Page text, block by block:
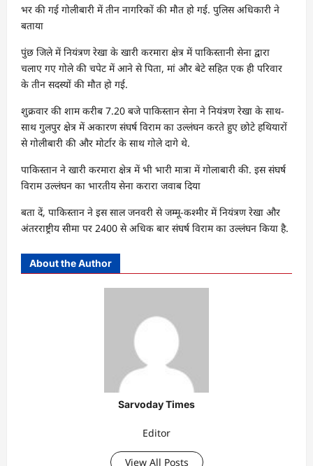
भर की गई गोलीबारी में तीन नागरिकों की मौत हो गई. पुलिस अधिकारी ने
बताया
पुंछ जिले में नियंत्रण रेखा के खारी करमारा क्षेत्र में पाकिस्तानी सेना द्वारा
चलाए गए गोले की चपेट में आने से पिता, मां और बेटे सहित एक ही परिवार
के तीन सदस्यों की मौत हो गई.
शुक्रवार की शाम करीब 7.20 बजे पाकिस्तान सेना ने नियंत्रण रेखा के साथ-
साथ गुलपुर क्षेत्र में अकारण संघर्ष विराम का उल्लंघन करते हुए छोटे हथियारों
से गोलीबारी की और मोर्टार के साथ गोले दागे थे.
पाकिस्तान ने खारी करमारा क्षेत्र में भी भारी मात्रा में गोलाबारी की. इस संघर्ष
विराम उल्लंघन का भारतीय सेना करारा जवाब दिया
बता दें, पाकिस्तान ने इस साल जनवरी से जम्मू-कश्मीर में नियंत्रण रेखा और
अंतरराष्ट्रीय सीमा पर 2400 से अधिक बार संघर्ष विराम का उल्लंघन किया है.
About the Author
Sarvoday Times
Editor
View All Posts